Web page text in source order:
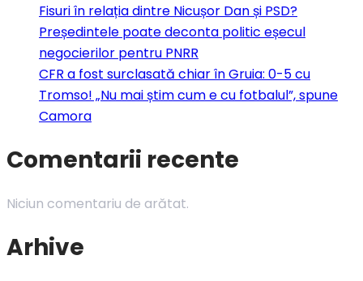
Fisuri în relația dintre Nicușor Dan și PSD?
Președintele poate deconta politic eșecul
negocierilor pentru PNRR
CFR a fost surclasată chiar în Gruia: 0-5 cu
Tromso! „Nu mai știm cum e cu fotbalul”, spune
Camora
Comentarii recente
Niciun comentariu de arătat.
Arhive